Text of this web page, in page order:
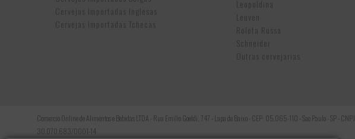
Cervejas Importadas Inglesas
Cervejas Importadas Tchecas
Leopoldina
Leuven
Roleta Russa
Schneider
Outras cervejarias
Comercio Online de Alimentos e Bebidas LTDA - Rua Emilio Goeldi, 747 - Lapa de Baixo - CEP: 05.065-110 - Sao Paulo - SP - CNPJ:
30.070.683/0001-14